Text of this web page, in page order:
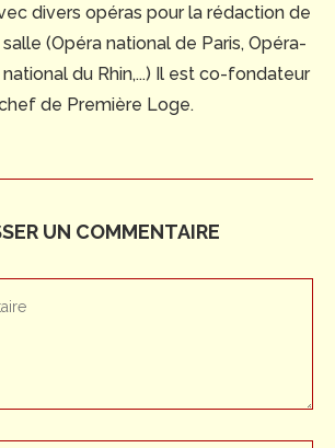
divers opéras pour la rédaction de
(Opéra national de Paris, Opéra-
du Rhin,...) Il est co-fondateur
de Première Loge.
UN COMMENTAIRE